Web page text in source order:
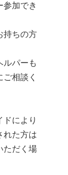
参加でき
持ちの方
ルパーも
相談く
ドにより
れた方は
ただく場